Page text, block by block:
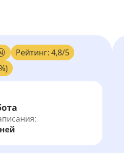
Рейтинг: 4,8/5